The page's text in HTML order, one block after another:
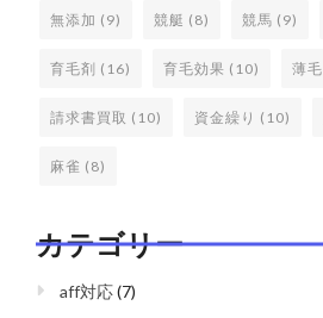
無添加 (9) 競艇 (8) 競馬 (9)
育毛剤 (16) 育毛効果 (10) 薄毛
請求書買取 (10) 資金繰り (10)
麻雀 (8)
カテゴリー
aff対応(7)